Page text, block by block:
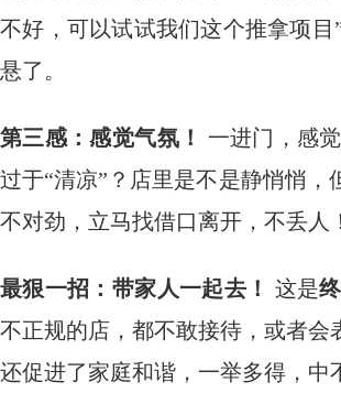
不好，可以试试我们这个推拿项
悬了。
第三感：感觉气氛！
一进门，感
过于“清凉”？店里是不是静悄悄，
不对劲，立马找借口离开，不丢人！
最狠一招：带家人一起去！ ​ 这是
不正规的店，都不敢接待，或者
还促进了家庭和谐，一举多得，中